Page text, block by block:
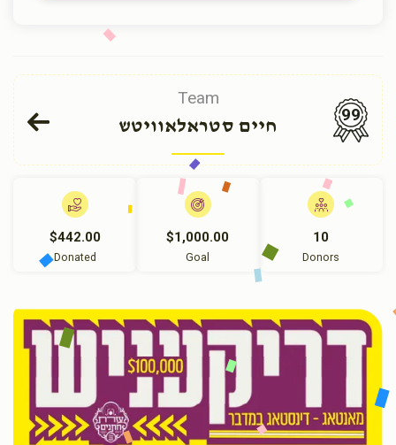
Team
חיים סטראלאוויטש
99
$442.00
Donated
$1,000.00
Goal
10
Donors